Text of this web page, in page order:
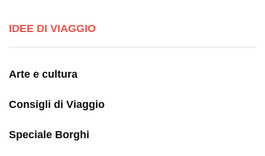
IDEE DI VIAGGIO
Arte e cultura
Consigli di Viaggio
Speciale Borghi